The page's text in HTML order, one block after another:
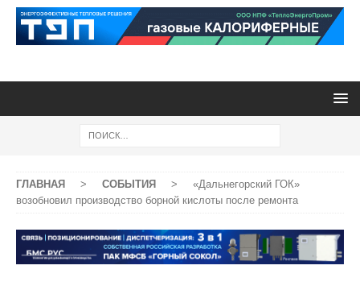
ГЛАВНАЯ > СОБЫТИЯ >
«Дальнегорский ГОК»
возобновил производство борной кислоты после ремонта